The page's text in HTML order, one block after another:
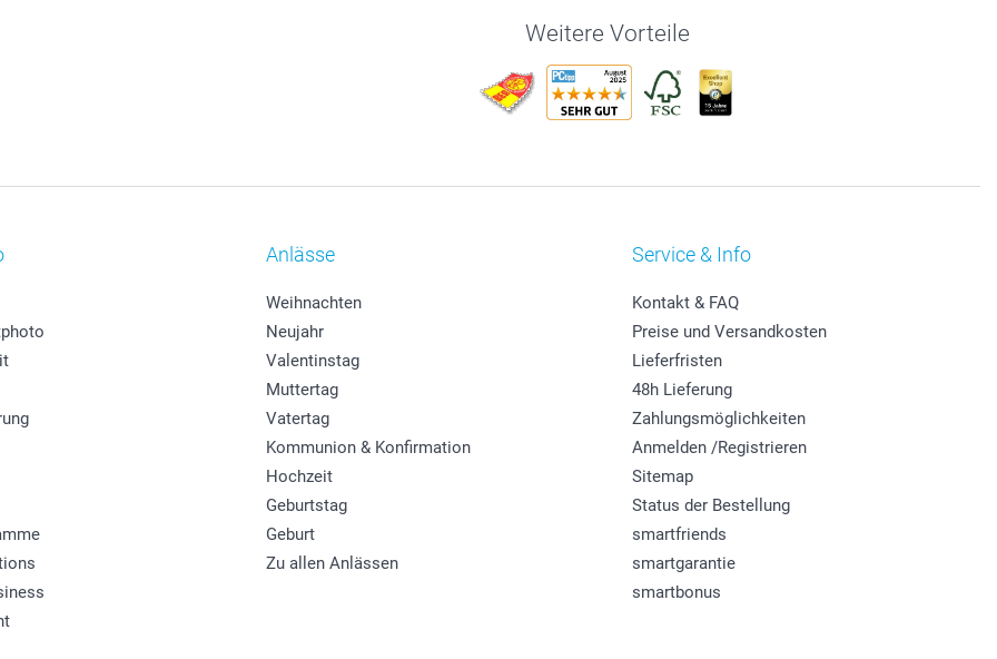
Weitere Vorteile
Anlässe
Weihnachten
Neujahr
Valentinstag
Muttertag
Vatertag
Kommunion & Konfirmation
Hochzeit
Geburtstag
Geburt
Zu allen Anlässen
Service & Info
Kontakt & FAQ
Preise und Versandkosten
Lieferfristen
48h Lieferung
Zahlungsmöglichkeiten
Anmelden /Registrieren
Sitemap
Status der Bestellung
smartfriends
smartgarantie
smartbonus